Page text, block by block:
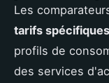
Les
tarifs spécifiques
profils de
des services